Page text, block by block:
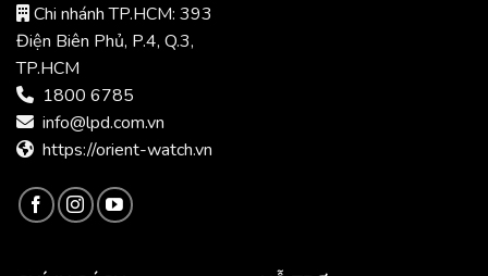
Chi nhánh TP.HCM: 393
Điện Biên Phủ, P.4, Q.3,
TP.HCM
1800 6785
info@lpd.com.vn
https://orient-watch.vn